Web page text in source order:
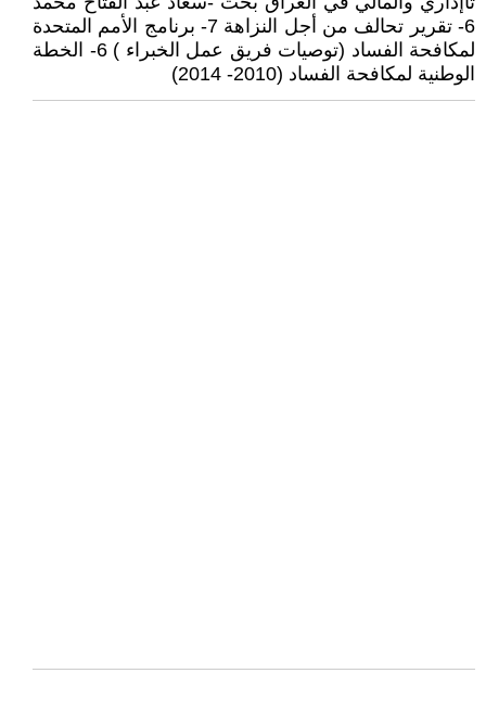
6- تقرير تحالف من أجل النزاهة 7- برنامج الأمم المتحدة
لمكافحة الفساد (توصيات فريق عمل الخبراء ) 6- الخطة
الوطنية لمكافحة الفساد (2010- 2014)